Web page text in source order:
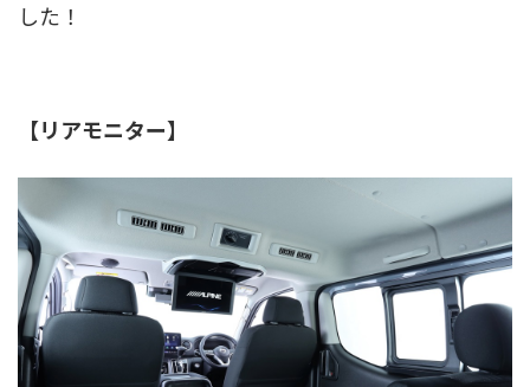
した！
【リアモニター】